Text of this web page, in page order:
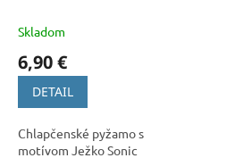
Skladom
6,90 €
DETAIL
Chlapčenské pyžamo s
motívom Ježko Sonic